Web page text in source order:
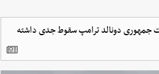
جمهوری دونالد ترامپ سقوط جدی داشته